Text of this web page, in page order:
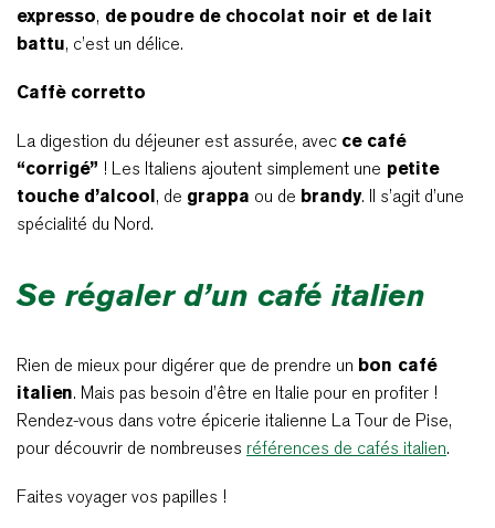
expresso, de poudre de chocolat noir et de lait
battu, c’est un délice.
Caffè corretto
La digestion du déjeuner est assurée, avec ce café
“corrigé” ! Les Italiens ajoutent simplement une petite
touche d’alcool, de grappa ou de brandy. Il s’agit d’une
spécialité du Nord.
Se régaler d’un café italien
Rien de mieux pour digérer que de prendre un bon café
italien. Mais pas besoin d’être en Italie pour en profiter !
Rendez-vous dans votre épicerie italienne La Tour de Pise,
pour découvrir de nombreuses références de cafés italien.
Faites voyager vos papilles !